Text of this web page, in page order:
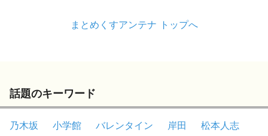
まとめくすアンテナ トップへ
話題のキーワード
乃木坂 小学館 バレンタイン 岸田
松本人志